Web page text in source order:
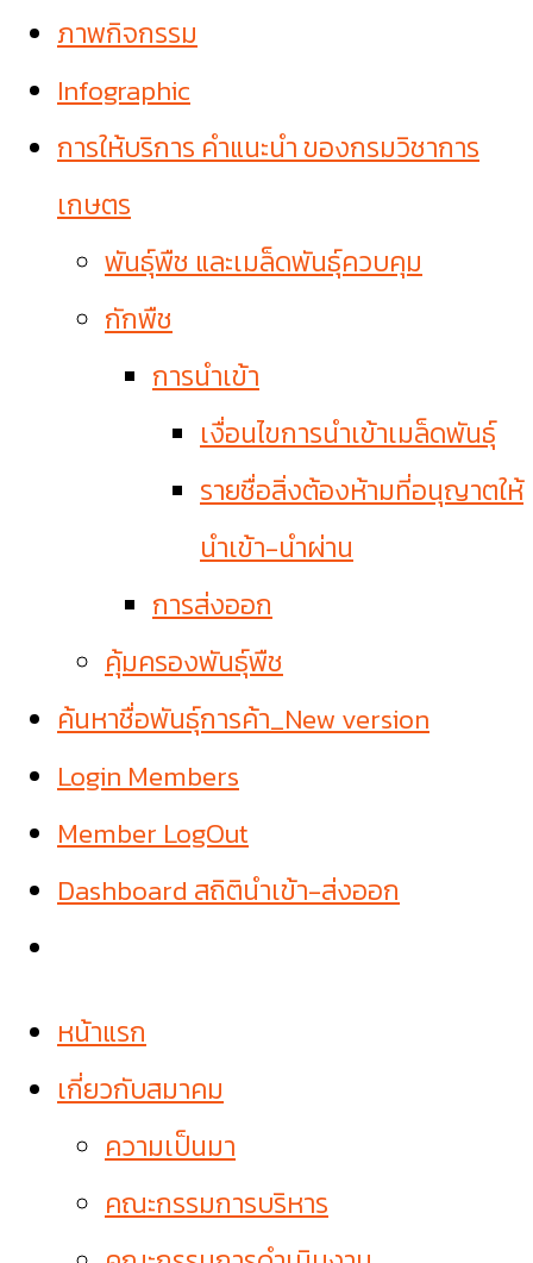
ภาพกิจกรรม
Infographic
การให้บริการ คำแนะนำ ของกรมวิชาการ
เกษตร
พันธุ์พืช และเมล็ดพันธุ์ควบคุม
กักพืช
การนำเข้า
เงื่อนไขการนำเข้าเมล็ดพันธุ์
รายชื่อสิ่งต้องห้ามที่อนุญาตให้
นำเข้า-นำผ่าน
การส่งออก
คุ้มครองพันธุ์พืช
ค้นหาชื่อพันธุ์การค้า_New version
Login Members
Member LogOut
Dashboard สถิตินำเข้า-ส่งออก
หน้าแรก
เกี่ยวกับสมาคม
ความเป็นมา
คณะกรรมการบริหาร